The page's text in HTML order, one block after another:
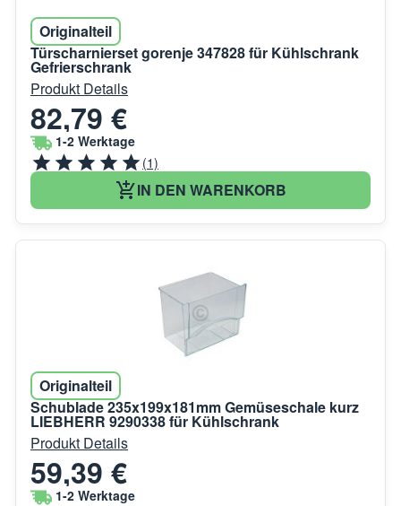
Originalteil
Türscharnierset gorenje 347828 für Kühlschrank
Gefrierschrank
Produkt Details
82,79 €
1-2 Werktage
(1)
IN DEN WARENKORB
Originalteil
Schublade 235x199x181mm Gemüseschale kurz
LIEBHERR 9290338 für Kühlschrank
Produkt Details
59,39 €
1-2 Werktage